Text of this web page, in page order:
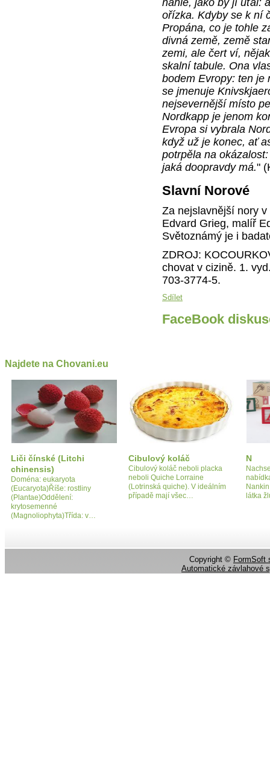
ořízka. Kdyby se k ní
Propána, co je tohle
divná země, země
zemi, ale čert ví,
skalní tabule. Ona
bodem Evropy: ten je
se jmenuje
nejsevernější místo
Nordkapp je jenom
Evropa si vybrala
když už je konec, ať
potrpěla na
jaká doopravdy má."
Slavní Norové
Za nejslavnější nory
Edvard Grieg, malíř
Světoznámý je i
ZDROJ:
chovat v cizině. 1.
703-3774-5.
Sdílet
FaceBook
Najdete na Chovani.eu
Liči čínské (Litchi
chinensis)
Doména: eukaryota
(Eucaryota)Říše: rostliny
(Plantae)Oddělení:
krytosemenné
(Magnoliophyta)Třída: v…
Cibulový koláč
Cibulový koláč neboli placka
neboli Quiche Lorraine
(Lotrinská quiche). V ideálním
případě mají všec…
N
látka
Copyright © FormSoft
Automatické závlahové